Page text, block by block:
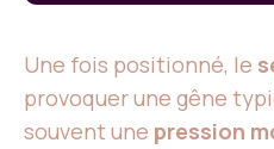
Une fois positionné, le
provoquer une gêne
souvent une pression